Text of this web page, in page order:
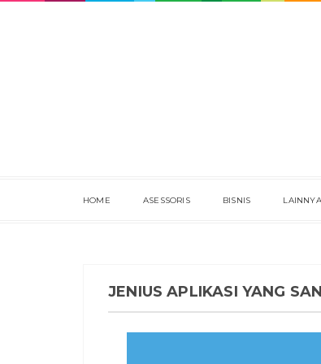
HOME ASESSORIS BISNIS LAINNYA
JENIUS APLIKASI YANG